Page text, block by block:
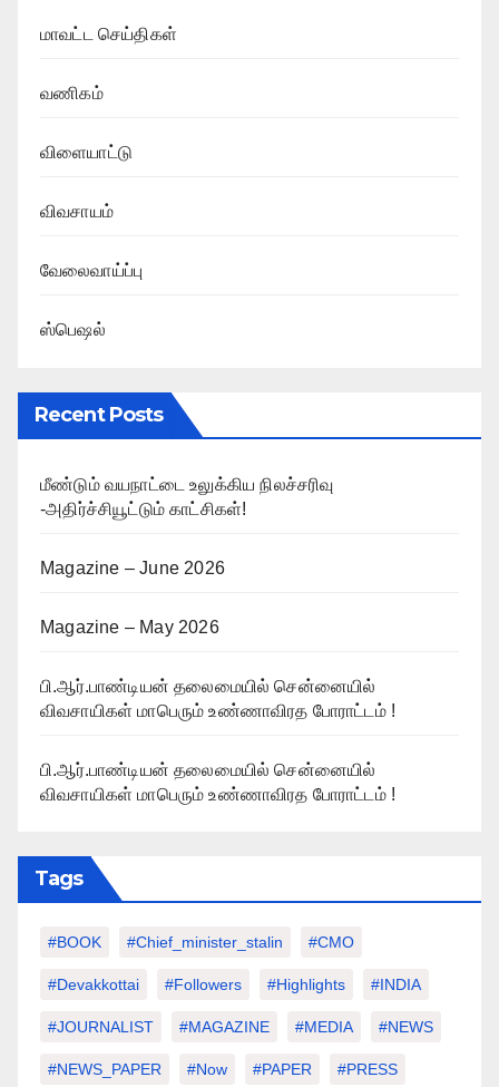
மாவட்ட செய்திகள்
வணிகம்
விளையாட்டு
விவசாயம்
வேலைவாய்ப்பு
ஸ்பெஷல்
Recent Posts
மீண்டும் வயநாட்டை உலுக்கிய நிலச்சரிவு
-அதிர்ச்சியூட்டும் காட்சிகள்!
Magazine – June 2026
Magazine – May 2026
பி.ஆர்.பாண்டியன் தலைமையில் சென்னையில்
விவசாயிகள் மாபெரும் உண்ணாவிரத போராட்டம் !
பி.ஆர்.பாண்டியன் தலைமையில் சென்னையில்
விவசாயிகள் மாபெரும் உண்ணாவிரத போராட்டம் !
Tags
#BOOK #chief_minister_stalin #CMO
#devakkottai #followers #highlights #INDIA
#JOURNALIST #MAGAZINE #MEDIA #NEWS
#NEWS_PAPER #Now #PAPER #PRESS